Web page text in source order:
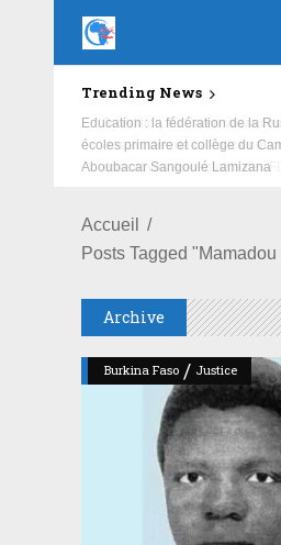
Trending News
Education : la fédération de la
écoles primaire et collège du
Aboubacar Sangoulé Lamizana
Accueil
Posts Tagged
Archive
Burkina Faso / Justice